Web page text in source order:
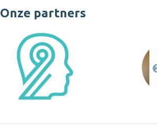
Onze partners